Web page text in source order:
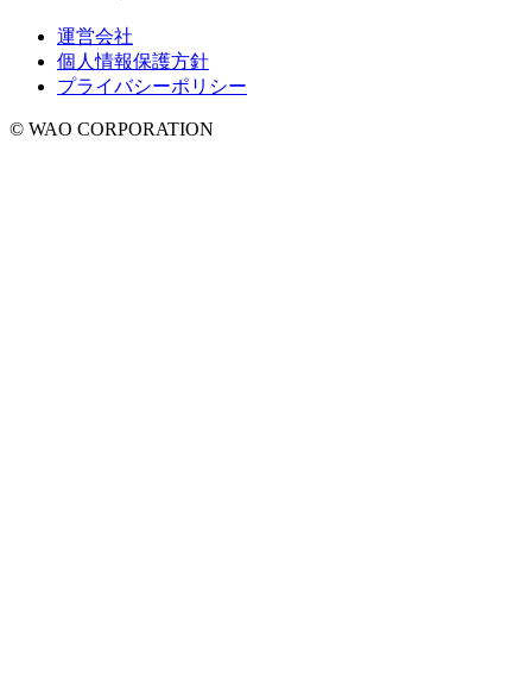
運営会社
個人情報保護方針
プライバシーポリシー
© WAO CORPORATION